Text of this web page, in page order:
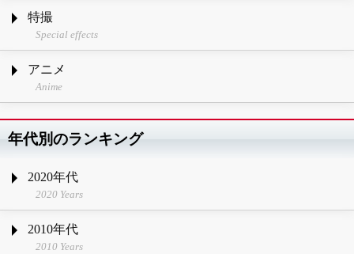
特撮
Special effects
アニメ
Anime
年代別のランキング
2020年代
2020 Years
2010年代
2010 Years